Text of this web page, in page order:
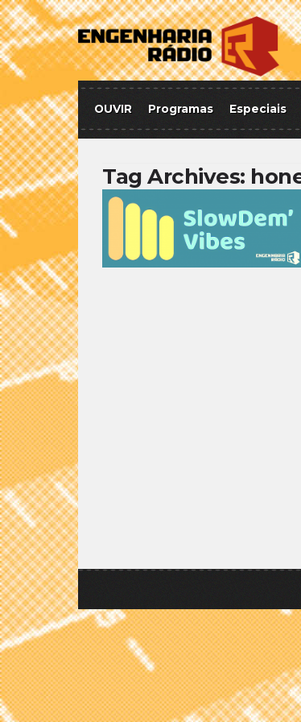
OUVIR Programas Especiais
Tag Archives: